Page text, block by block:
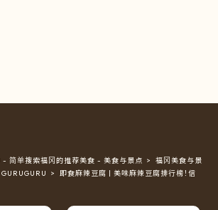
- 简单搜索福冈的推荐美食 - 美食与景点
福冈美食与景
即食麻辣豆腐 | 美味麻辣豆腐排行榜！信